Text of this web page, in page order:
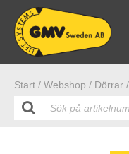
Start / Webshop / Dörrar